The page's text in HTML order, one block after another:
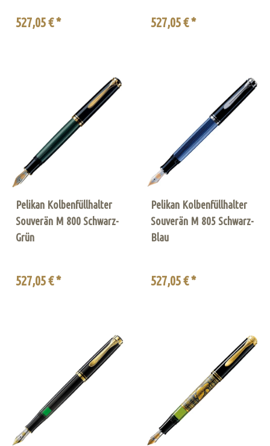
527,05 € * 527,05 € *
Pelikan Kolbenfüllhalter
Souverän M 800 Schwarz-
Grün
527,05 € *
Pelikan Kolbenfüllhalter
Souverän M 805 Schwarz-
Blau
527,05 € *